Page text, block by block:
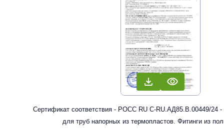
Сертификат соответствия - РОСС RU С-RU.АД85.В.00449/24
для труб напорных из термопластов. Фитинги из